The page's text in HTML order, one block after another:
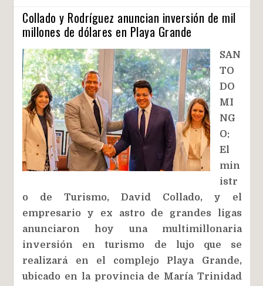
Collado y Rodríguez anuncian inversión de mil
millones de dólares en Playa Grande
SAN
TO
DO
MI
NG
O:
El
min
istr
o de Turismo, David Collado, y el
empresario y ex astro de grandes ligas
anunciaron hoy una multimillonaria
inversión en turismo de lujo que se
realizará en el complejo Playa Grande,
ubicado en la provincia de María Trinidad